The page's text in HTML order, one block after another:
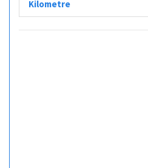
Kilometre